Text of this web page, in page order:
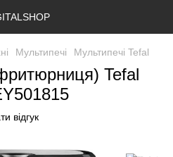
Мультипечі Мультипечі Tefal
Tefal
відгук